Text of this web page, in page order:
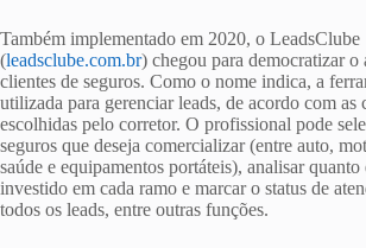
Também implementado em 2020, o LeadsClube
(leadsclube.com.br) chegou para democratizar o
clientes de seguros. Como o nome indica, a
utilizada para gerenciar leads, de acordo com as
escolhidas pelo corretor. O profissional pode
seguros que deseja comercializar (entre auto,
saúde e equipamentos portáteis), analisar quanto
investido em cada ramo e marcar o status de
todos os leads, entre outras funções.